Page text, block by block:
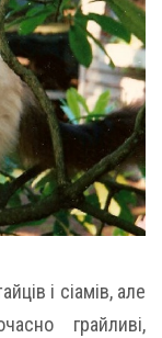
і сіамів, але
грайливі,